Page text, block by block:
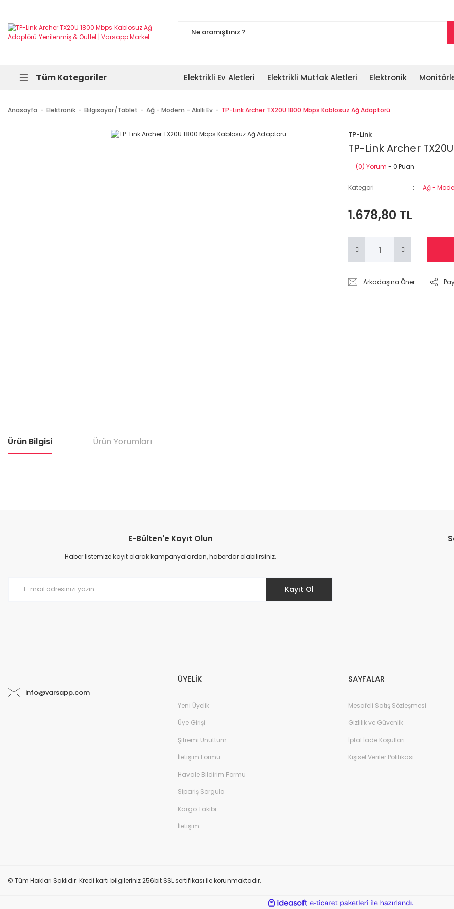
Tüm Kategoriler Elektrikli Ev Aletleri Elektrikli Mutfak Aletleri Elektronik
Anasayfa Elektronik Bilgisayar/Tablet Ağ - Modem - Akıllı Ev TP-Link Archer TX20U 1800 Mbps Kablosuz Ağ Adaptörü
TP-Link
TP-Link Archer
(0) Yorum - 0 Puan
Kategori Ağ -
1.678,80 TL
Arkadaşına Öner
Ürün Bilgisi Ürün Yorumları
E-Bülten'e Kayıt Olun
Haber listemize kayıt olarak kampanyalardan, haberdar olabilirsiniz.
Kayıt Ol
info@varsapp.com
ÜYELİK
Yeni Üyelik
Üye Girişi
Şifremi Unuttum
İletişim Formu
Havale Bildirim Formu
Sipariş Sorgula
Kargo Takibi
İletişim
SAYFALAR
Mesafeli Satış Sözleşmesi
Gizlilik ve Güvenlik
İptal İade Koşullari
Kişisel Veriler Politikası
© Tüm Hakları Saklıdır. Kredi kartı bilgileriniz 256bit SSL sertifikası ile korunmaktadır.
ideasoft
e-